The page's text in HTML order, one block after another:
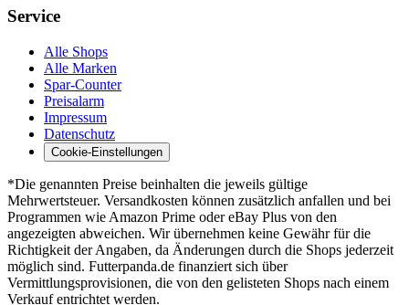
Service
Alle Shops
Alle Marken
Spar-Counter
Preisalarm
Impressum
Datenschutz
Cookie-Einstellungen
*Die genannten Preise beinhalten die jeweils gültige
Mehrwertsteuer. Versandkosten können zusätzlich anfallen und bei
Programmen wie Amazon Prime oder eBay Plus von den
angezeigten abweichen. Wir übernehmen keine Gewähr für die
Richtigkeit der Angaben, da Änderungen durch die Shops jederzeit
möglich sind. Futterpanda.de finanziert sich über
Vermittlungsprovisionen, die von den gelisteten Shops nach einem
Verkauf entrichtet werden.